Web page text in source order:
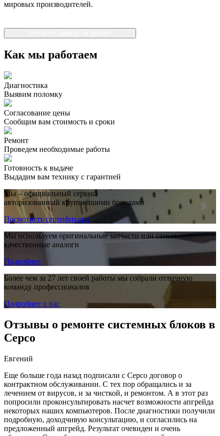
мировых производителей.
Как мы работаем
Диагностика
Выявим поломку
Согласование цены
Сообщим вам стоимость и сроки
Ремонт
Проведем необходимые работы
Готовность к выдаче
Выдадим вам технику с гарантией
Мы – официальный сервис,
авторизованный крупнейшими брендами
Посмотреть сертификаты
Мы используем оригинальные запчасти или самые
качественные аналоги
Подробнее
Более чем за 27 лет своей работы мы собрали отличную
команду профессионалов
Подробнее о нас
Отзывы о ремонте системных блоков в
Серсо
Евгений
Еще больше года назад подписали с Серсо договор о
контрактном обслуживании. С тех пор обращались и за
лечением от вирусов, и за чисткой, и ремонтом. А в этот раз
попросили проконсультировать насчет возможности апгрейда
некоторых наших компьютеров. После диагностики получили
подробную, доходчивую консультацию, и согласились на
предложенный апгрейд. Результат очевиден и очень